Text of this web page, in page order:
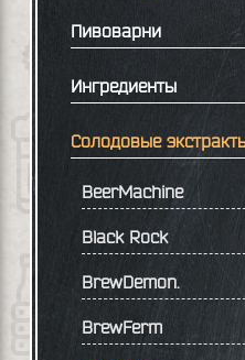
Пивоварни
Ингредиенты
Солодовые
BeerMachine
Black Rock
BrewDemon.
BrewFerm